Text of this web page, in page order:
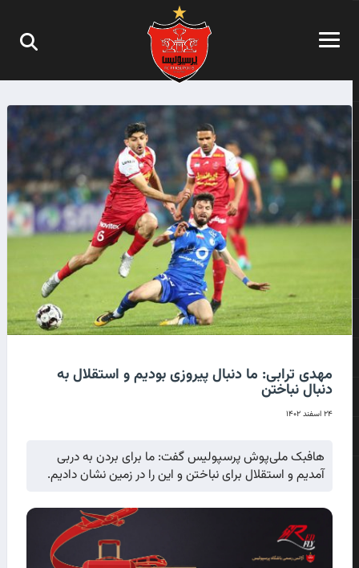
مهدی ترابی: ما دنبال پیروزی بودیم و استقلال به
دنبال نباختن
۲۴ اسفند ۱۴۰۲
هافبک ملی‌پوش پرسپولیس گفت: ما برای بردن به دربی
آمدیم و استقلال برای نباختن و این را در زمین نشان دادیم.